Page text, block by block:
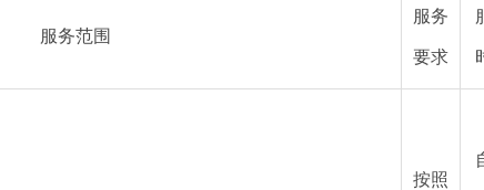
服务范围
服务
要求
按照